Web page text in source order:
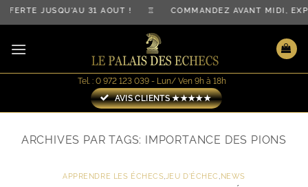
Passer
au
contenu
JUSQU'AU 31 AOÛT ! ♖ COMMANDEZ AVANT MIDI,
Tel. : 0 972 123 039 - Lun/ Ven 9h à 18h
AVIS CLIENTS ★★★★★
ARCHIVES PAR TAGS: IMPORTANCE DES PIONS
APPRENDRE LES ÉCHECS,JEU D'ÉCHEC ,NEWS